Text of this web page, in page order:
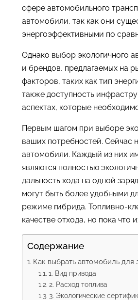
сфере автомобильного
автомобили, так как они
энергоэффективными по
Однако выбор экологичного
и брендов, предлагаемых на
факторов, таких как тип
также доступность
аспектах, которые
Первым шагом при выборе
ваших потребностей. Сейчас
автомобили. Каждый из них
являются полностью
дальность хода на одной
могут быть более удобными
режиме гибрида. Топливно-
качестве отхода, но пока что
Содержание
Как выбрать автомобиль для
1. Вид привода
2. Расход топлива
3. Экологические